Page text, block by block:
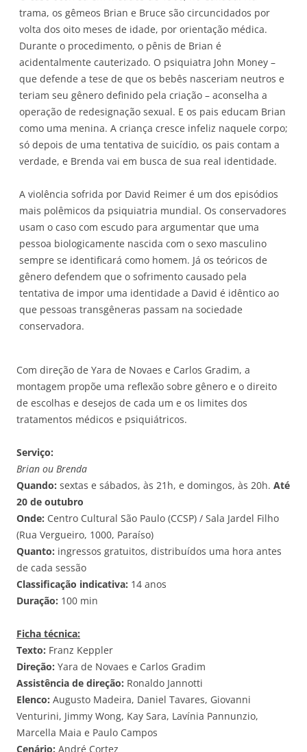
trama, os gêmeos Brian e Bruce são circuncidados por
volta dos oito meses de idade, por orientação médica.
Durante o procedimento, o pênis de Brian é
acidentalmente cauterizado. O psiquiatra John Money –
que defende a tese de que os bebês nasceriam neutros e
teriam seu gênero definido pela criação – aconselha a
operação de redesignação sexual. E os pais educam Brian
como uma menina. A criança cresce infeliz naquele corpo;
só depois de uma tentativa de suicídio, os pais contam a
verdade, e Brenda vai em busca de sua real identidade.
A violência sofrida por David Reimer é um dos episódios
mais polêmicos da psiquiatria mundial. Os conservadores
usam o caso com escudo para argumentar que uma
pessoa biologicamente nascida com o sexo masculino
sempre se identificará como homem. Já os teóricos de
gênero defendem que o sofrimento causado pela
tentativa de impor uma identidade a David é idêntico ao
que pessoas transgêneras passam na sociedade
conservadora.
Com direção de Yara de Novaes e Carlos Gradim, a
montagem propõe uma reflexão sobre gênero e o direito
de escolhas e desejos de cada um e os limites dos
tratamentos médicos e psiquiátricos.
Serviço:
Brian ou Brenda
Quando: sextas e sábados, às 21h, e domingos, às 20h. Até
20 de outubro
Onde: Centro Cultural São Paulo (CCSP) / Sala Jardel Filho
(Rua Vergueiro, 1000, Paraíso)
Quanto: ingressos gratuitos, distribuídos uma hora antes
de cada sessão
Classificação indicativa: 14 anos
Duração: 100 min
Ficha técnica:
Texto: Franz Keppler
Direção: Yara de Novaes e Carlos Gradim
Assistência de direção: Ronaldo Jannotti
Elenco: Augusto Madeira, Daniel Tavares, Giovanni
Venturini, Jimmy Wong, Kay Sara, Lavínia Pannunzio,
Marcella Maia e Paulo Campos
Cenário: André Cortez